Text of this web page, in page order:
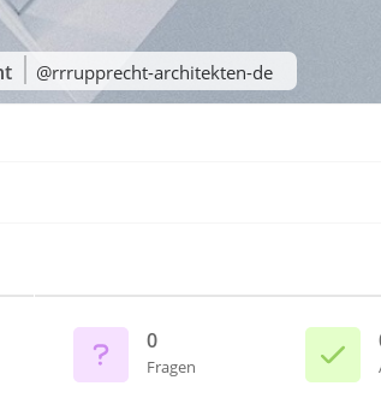
@rrrupprecht-architekten-de
0
Fragen